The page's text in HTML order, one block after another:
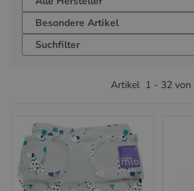
Besondere Artikel
Suchfilter
Artikel 1 - 32 von